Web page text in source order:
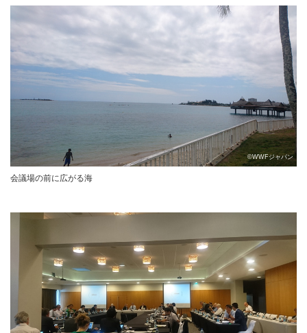
©WWFジャパン
会議場の前に広がる海